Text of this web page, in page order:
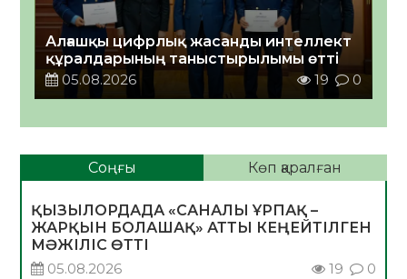
Алғашқы цифрлық жасанды интеллект
құралдарының таныстырылымы өтті
05.08.2026
19 0
Соңғы Көп қаралған
ҚЫЗЫЛОРДАДА «САНАЛЫ ҰРПАҚ –
ЖАРҚЫН БОЛАШАҚ» АТТЫ КЕҢЕЙТІЛГЕН
МӘЖІЛІС ӨТТІ
05.08.2026
19 0